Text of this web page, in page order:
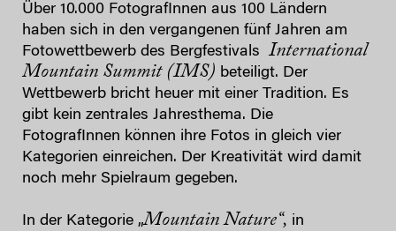
Über 10.000 FotografInnen aus 100 Ländern
haben sich in den vergangenen fünf Jahren am
Fotowettbewerb des Bergfestivals International
Mountain Summit (IMS) beteiligt. Der
Wettbewerb bricht heuer mit einer Tradition. Es
gibt kein zentrales Jahresthema. Die
FotografInnen können ihre Fotos in gleich vier
Kategorien einreichen. Der Kreativität wird damit
noch mehr Spielraum gegeben.
In der Kategorie „Mountain Nature“, in